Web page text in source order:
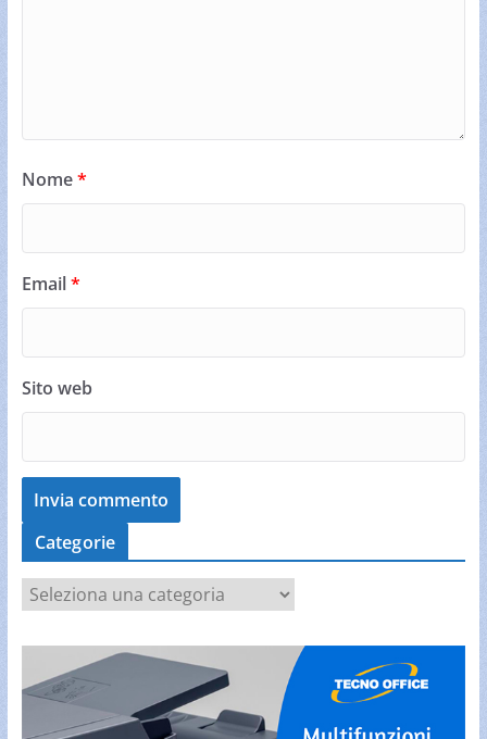
Nome*
Email*
Sito web
Categorie
t
g